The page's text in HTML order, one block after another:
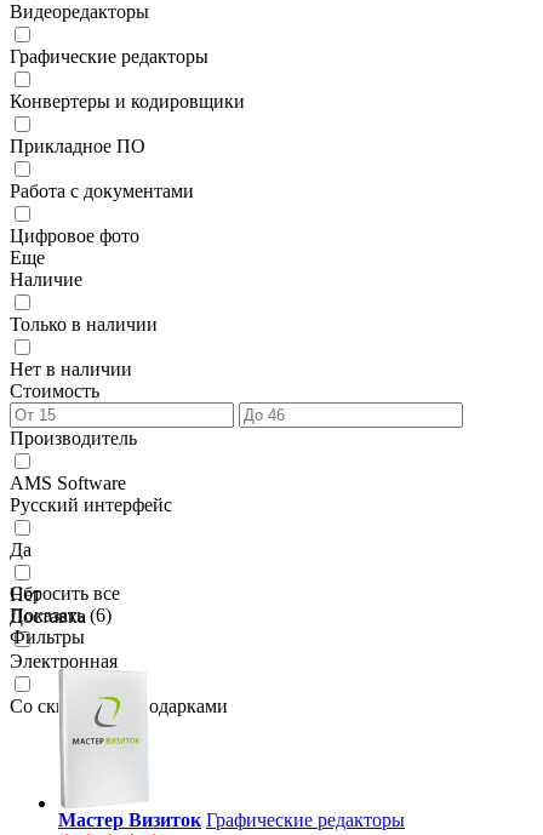
Видеоредакторы
Графические редакторы
Конвертеры и кодировщики
Прикладное ПО
Работа с документами
Цифровое фото
Еще
Наличие
Только в наличии
Нет в наличии
Стоимость
Производитель
AMS Software
Русский интерфейс
Да
Нет
Доставка
Электронная
Со скидками и подарками
Сбросить все
Показать (6)
Фильтры
Мастер Визиток Графические редакторы